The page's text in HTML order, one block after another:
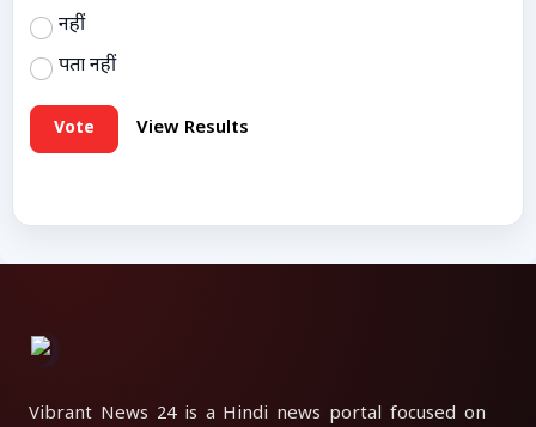
नहीं
पता नहीं
Vote View Results
Vibrant News 24 is a Hindi news portal focused on